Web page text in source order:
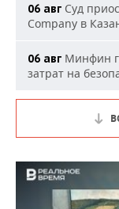
06 авг Суд
Company в
06 авг Минфин
затрат на